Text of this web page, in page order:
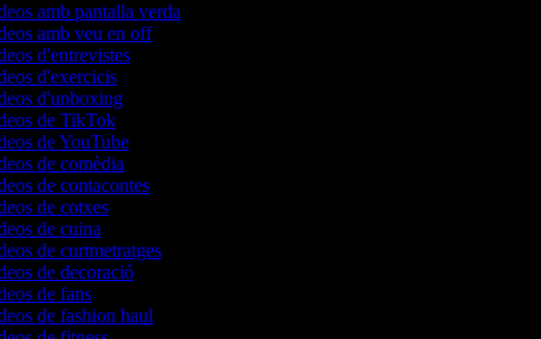
amb pantalla verda
amb veu en off
d'entrevistes
d'exercicis
d'unboxing
de TikTok
de YouTube
de comèdia
de contacontes
de cotxes
de cuina
de curtmetratges
de decoració
de fans
de fashion haul